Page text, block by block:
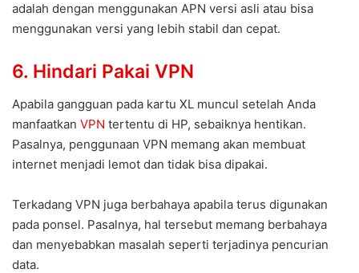
adalah dengan menggunakan APN versi asli atau bisa
menggunakan versi yang lebih stabil dan cepat.
6. Hindari Pakai VPN
Apabila gangguan pada kartu XL muncul setelah Anda
manfaatkan VPN tertentu di HP, sebaiknya hentikan.
Pasalnya, penggunaan VPN memang akan membuat
internet menjadi lemot dan tidak bisa dipakai.
Terkadang VPN juga berbahaya apabila terus digunakan
pada ponsel. Pasalnya, hal tersebut memang berbahaya
dan menyebabkan masalah seperti terjadinya pencurian
data.